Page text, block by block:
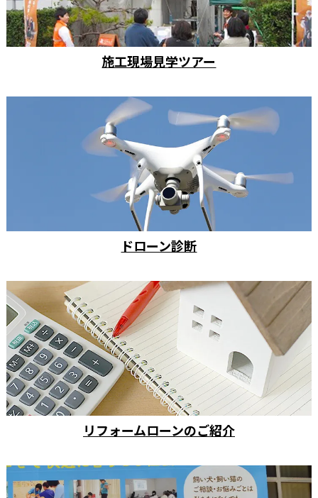
施工現場見学ツアー
ドローン診断
リフォームローンのご紹介